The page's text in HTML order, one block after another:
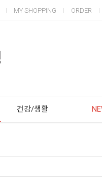
MY SHOPPING ORDER
건강/생활